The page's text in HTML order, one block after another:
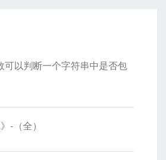
可以判断一个字符串中是否包
-（全）